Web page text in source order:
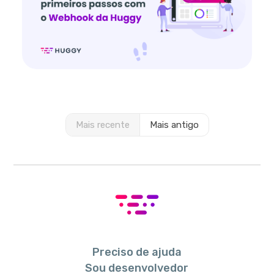
Mais recente Mais antigo
Preciso de ajuda
Sou desenvolvedor